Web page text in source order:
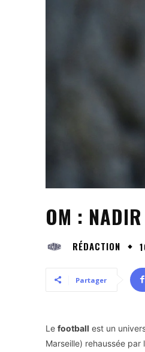
OM : NADIR
RÉDACTION
Partager
Le football est un
Marseille) rehaussée par